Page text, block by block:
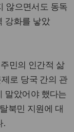
않으면서도 동독
강화를 낳았
민의 인간적 삶
로 당국 간의 관
말았어야 했다는
북민 지원에 대
.